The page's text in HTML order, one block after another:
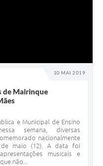
10 MAI 2019
de Mairinque
e Municipal de Ensino
semana, diversas
nacionalmente
maio (12). A data foi
musicais e
não...